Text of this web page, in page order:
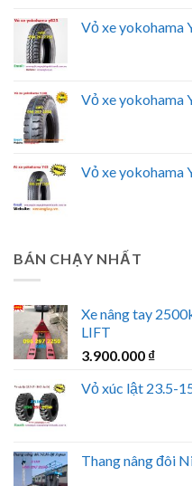
Vỏ xe yokohama
Vỏ xe yokohama
Vỏ xe yokohama
BÁN CHẠY NHẤT
Xe nâng tay
LIFT
3.900.000 ₫
Vỏ xúc lật 23.5-
Thang nâng đôi